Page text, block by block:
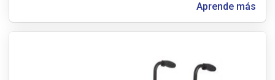
Aprende más